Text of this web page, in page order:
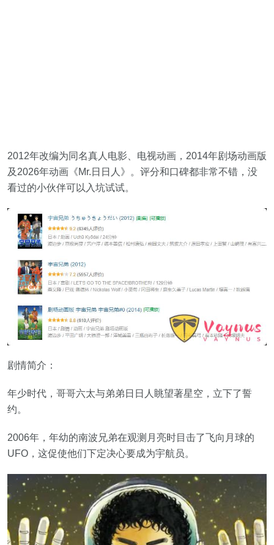
2012年改编为同名真人电影、电视动画，2014年剧场动画版
及2026年动画《Mr.日日人》。评分和口碑都非常不错，没
看过的小伙伴可以入坑试试。
剧情简介：
年少时代，哥哥六太与弟弟日日人眺望著星空，立下了誓
约。
2006年，年幼的南波兄弟在观测月亮时目击了飞向月球的
UFO，这促使他们下定决心要成为宇航员。